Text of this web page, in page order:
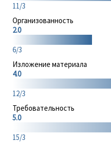
11/3
Организованность
2.0
6/3
Изложение материала
4.0
12/3
Требовательность
5.0
15/3